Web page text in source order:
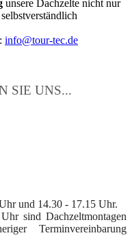
unsere Dachzelte nicht nur
info@tour-tec.de
SIE UNS...
und 14.30 - 17.15 Uhr.
sind Dachzeltmontagen
Terminvereinbarung